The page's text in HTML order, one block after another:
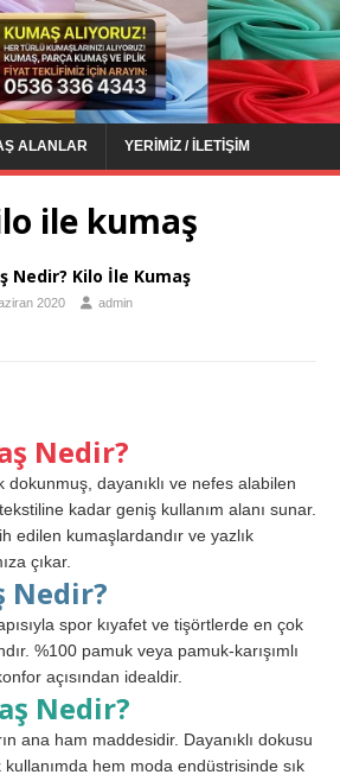
ALANLAR YERIMIZ / İLETIŞIM
ile kumaş
Nedir? Kilo İle Kumaş
2020 admin
Nedir?
dokunmuş, dayanıklı ve nefes alabilen
kadar geniş kullanım alanı sunar.
edilen kumaşlardandır ve yazlık
çıkar.
Nedir?
spor kıyafet ve tişörtlerde en çok
%100 pamuk veya pamuk-karışımlı
açısından idealdir.
Nedir?
ana ham maddesidir. Dayanıklı dokusu
hem moda endüstrisinde sık